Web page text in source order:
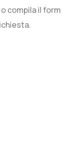
compila il form